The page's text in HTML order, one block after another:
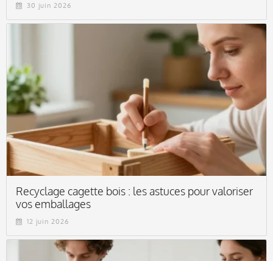
30 juin 2026
Recyclage cagette bois : les astuces pour valoriser
vos emballages
12 juin 2026